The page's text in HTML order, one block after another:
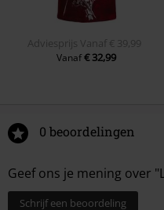
Adviesprijs Vanaf € 39,99
Vanaf€ 32,99
0 beoordelingen
Geef ons je mening over
Schrijf een beoordeling